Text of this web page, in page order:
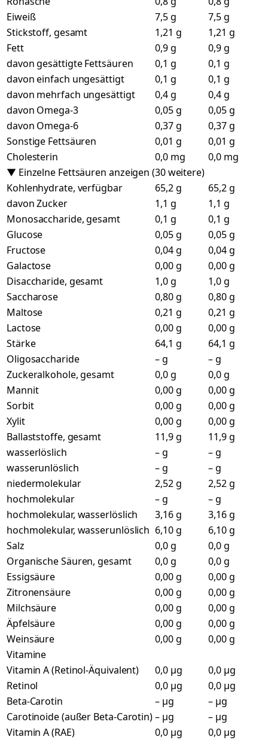
Eiweiß
7,5 g
7,5 g
Stickstoff, gesamt
1,21 g
1,21 g
Fett
0,9 g
0,9 g
davon gesättigte Fettsäuren
0,1 g
0,1 g
davon einfach ungesättigt
0,1 g
0,1 g
davon mehrfach ungesättigt
0,4 g
0,4 g
davon Omega-3
0,05 g
0,05 g
davon Omega-6
0,37 g
0,37 g
Sonstige Fettsäuren
0,01 g
0,01 g
Cholesterin
0,0 mg
0,0 mg
▼ Einzelne Fettsäuren anzeigen (30 weitere)
Kohlenhydrate, verfügbar
65,2 g
65,2 g
davon Zucker
1,1 g
1,1 g
Monosaccharide, gesamt
0,1 g
0,1 g
Glucose
0,05 g
0,05 g
Fructose
0,04 g
0,04 g
Galactose
0,00 g
0,00 g
Disaccharide, gesamt
1,0 g
1,0 g
Saccharose
0,80 g
0,80 g
Maltose
0,21 g
0,21 g
Lactose
0,00 g
0,00 g
Stärke
64,1 g
64,1 g
Oligosaccharide
– g
– g
Zuckeralkohole, gesamt
0,0 g
0,0 g
Mannit
0,00 g
0,00 g
Sorbit
0,00 g
0,00 g
Xylit
0,00 g
0,00 g
Ballaststoffe, gesamt
11,9 g
11,9 g
wasserlöslich
– g
– g
wasserunlöslich
– g
– g
niedermolekular
2,52 g
2,52 g
hochmolekular
– g
– g
hochmolekular, wasserlöslich
3,16 g
3,16 g
hochmolekular, wasserunlöslich 6,10 g
6,10 g
Salz
0,0 g
0,0 g
Organische Säuren, gesamt
0,0 g
0,0 g
Essigsäure
0,00 g
0,00 g
Zitronensäure
0,00 g
0,00 g
Milchsäure
0,00 g
0,00 g
Äpfelsäure
0,00 g
0,00 g
Weinsäure
0,00 g
0,00 g
Vitamine
Vitamin A (Retinol-Äquivalent)
0,0 µg
0,0 µg
Retinol
0,0 µg
0,0 µg
Beta-Carotin
– µg
– µg
Carotinoide (außer Beta-Carotin)– µg
– µg
Vitamin A (RAE)
0,0 µg
0,0 µg